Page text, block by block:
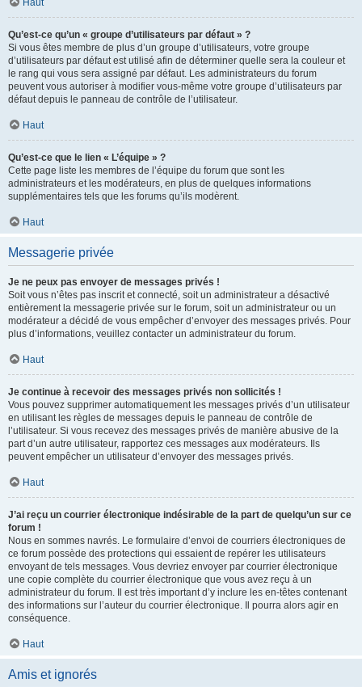
Haut
Qu’est-ce qu’un « groupe d’utilisateurs par défaut » ?
Si vous êtes membre de plus d’un groupe d’utilisateurs, votre groupe
d’utilisateurs par défaut est utilisé afin de déterminer quelle sera la couleur et
le rang qui vous sera assigné par défaut. Les administrateurs du forum
peuvent vous autoriser à modifier vous-même votre groupe d’utilisateurs par
défaut depuis le panneau de contrôle de l’utilisateur.
Haut
Qu’est-ce que le lien « L’équipe » ?
Cette page liste les membres de l’équipe du forum que sont les
administrateurs et les modérateurs, en plus de quelques informations
supplémentaires tels que les forums qu’ils modèrent.
Haut
Messagerie privée
Je ne peux pas envoyer de messages privés !
Soit vous n’êtes pas inscrit et connecté, soit un administrateur a désactivé
entièrement la messagerie privée sur le forum, soit un administrateur ou un
modérateur a décidé de vous empêcher d’envoyer des messages privés. Pour
plus d’informations, veuillez contacter un administrateur du forum.
Haut
Je continue à recevoir des messages privés non sollicités !
Vous pouvez supprimer automatiquement les messages privés d’un utilisateur
en utilisant les règles de messages depuis le panneau de contrôle de
l’utilisateur. Si vous recevez des messages privés de manière abusive de la
part d’un autre utilisateur, rapportez ces messages aux modérateurs. Ils
peuvent empêcher un utilisateur d’envoyer des messages privés.
Haut
J’ai reçu un courrier électronique indésirable de la part de quelqu’un sur ce
forum !
Nous en sommes navrés. Le formulaire d’envoi de courriers électroniques de
ce forum possède des protections qui essaient de repérer les utilisateurs
envoyant de tels messages. Vous devriez envoyer par courrier électronique
une copie complète du courrier électronique que vous avez reçu à un
administrateur du forum. Il est très important d’y inclure les en-têtes contenant
des informations sur l’auteur du courrier électronique. Il pourra alors agir en
conséquence.
Haut
Amis et ignorés